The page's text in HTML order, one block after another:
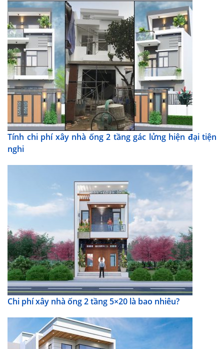
Tính chi phí xây nhà ống 2 tầng gác lửng hiện đại tiện
nghi
Chi phí xây nhà ống 2 tầng 5×20 là bao nhiêu?